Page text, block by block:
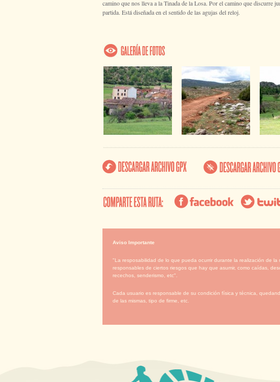
camino que nos lleva a la Tinada de la Losa. Por el camino que discurre
partida. Está diseñada en el sentido de las agujas del reloj.
Aviso Importante
"La resposabilidad de lo que pueda ocurrir durante la realización de
responsables de ciertos riesgos que hay que asumir, como caídas,
recechos, senderismo, etc".
Cada usuario es responsable de su condición física y técnica,
de las mismas, tipo de firme, etc.